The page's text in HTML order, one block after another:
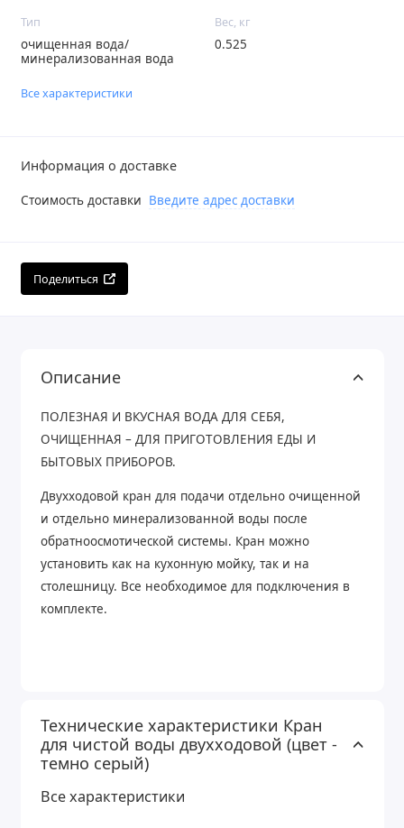
Тип
очищенная вода/
минерализованная вода
Вес, кг
0.525
Все характеристики
Информация о доставке
Стоимость доставки Введите адрес доставки
Поделиться
Описание
ПОЛЕЗНАЯ И ВКУСНАЯ ВОДА ДЛЯ СЕБЯ,
ОЧИЩЕННАЯ – ДЛЯ ПРИГОТОВЛЕНИЯ ЕДЫ И
БЫТОВЫХ ПРИБОРОВ.
Двухходовой кран для подачи отдельно очищенной
и отдельно минерализованной воды после
обратноосмотической системы. Кран можно
установить как на кухонную мойку, так и на
столешницу. Все необходимое для подключения в
комплекте.
Технические характеристики Кран
для чистой воды двухходовой (цвет -
темно серый)
Все характеристики